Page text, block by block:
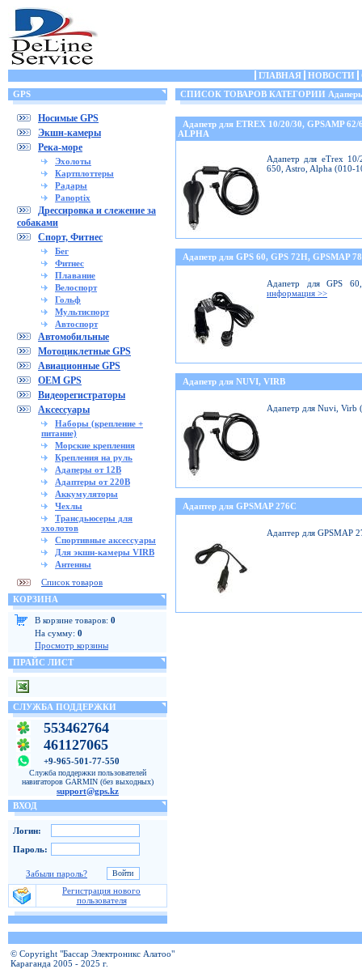
ГЛАВНАЯ НОВОСТИ
GPS
Носимые GPS
Экшн-камеры
Река-море
Эхолоты
Картплоттеры
Радары
Panoptix
Дрессировка и слежение за
собаками
Спорт, Фитнес
Бег
Фитнес
Плавание
Велоспорт
Гольф
Мультиспорт
Автоспорт
Автомобильные
Мотоциклетные GPS
Авиационные GPS
OEM GPS
Видеорегистраторы
Аксессуары
Наборы (крепление +
питание)
Морские крепления
Крепления на руль
Адаперы от 12В
Адаптеры от 220В
Аккумуляторы
Чехлы
Трансдьюсеры для
эхолотов
Спортивные аксессуары
Для экшн-камеры VIRB
Антенны
Список товаров
КОРЗИНА
В корзине товаров: 0
На сумму: 0
Просмотр корзины
ПРАЙС ЛИСТ
СЛУЖБА ПОДДЕРЖКИ
553462764
461127065
+9-965-501-77-550
Служба поддержки пользователей
навигаторов GARMIN (без выходных)
support@gps.kz
ВХОД
Логин:
Пароль:
Забыли пароль?
Регистрация нового
пользователя
СПИСОК ТОВАРОВ КАТЕГОРИИ Адаперы
Адапетр для ETREX 10/20/30, GPSAMP
ALPHA
Адапетр для eTrex
650, Astro, Alpha (010-
Адапетр для GPS 60, GPS 72H, GPSMAP
Адапетр для GPS
информация >>
Адапетр для NUVI, VIRB
Адапетр для Nuvi,
Адаптер для GPSMAP 276C
Адаптер для GPSMAP
© Copyright "Бассар Электроникс Алатоо"
Караганда 2005 - 2025 г.